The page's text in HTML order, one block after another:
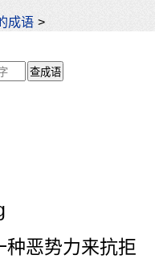
成语 >
种恶势力来抗拒